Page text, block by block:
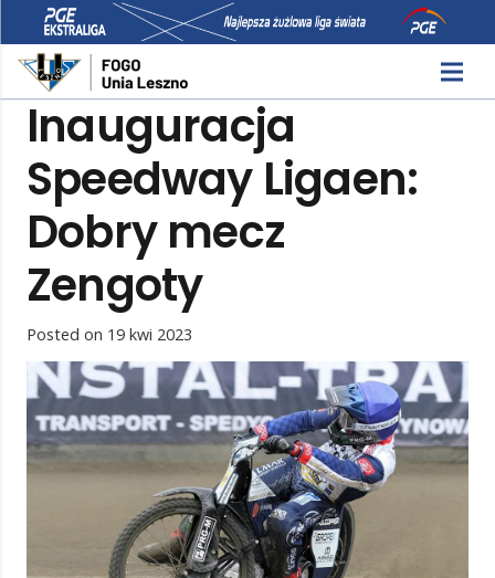
Inauguracja
Speedway Ligaen:
Dobry mecz
Zengoty
Posted on 19 kwi 2023